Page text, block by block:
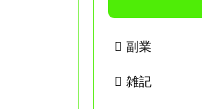
副業
雑記